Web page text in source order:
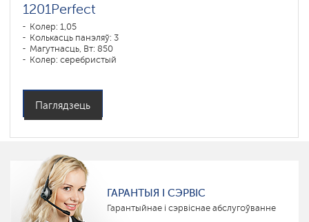
1201Perfect
Колер: 1,05
Колькасць панэляў: 3
Магутнасць, Вт: 850
Колер: серебристый
Паглядзець
ГАРАНТЫЯ І СЭРВІС
Гарантыйнае і сэрвіснае абслугоўванне